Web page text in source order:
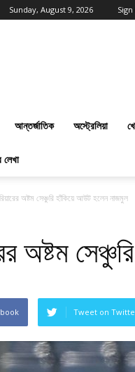
Sunday, August 9, 2026
আন্তর্জাতিক অস্ট্রেলিয়া
অষ্টম সেঞ্চুরি হাঁকিয়ে আউট হলেন নাজমুল
অষ্টম
Tweet on